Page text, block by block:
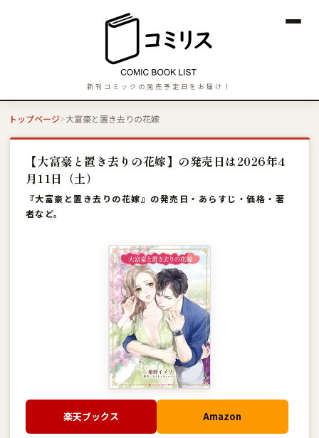
新刊コミックの発売予定日をお届け！
トップページ 大富豪と置き去りの花嫁
【大富豪と置き去りの花嫁】の発売日は2026年4
月11日（土）
『大富豪と置き去りの花嫁』の発売日・あらすじ・価格・著
者など。
楽天ブックス Amazon